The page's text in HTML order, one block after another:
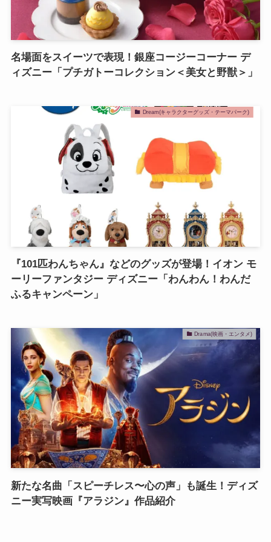
名場面をスイーツで表現！銀座コージーコーナー デ
ィズニー「プチガトーコレクション＜美女と野獣＞」
Dream(キャラクターグッズ・テーマパーク)
『101匹わんちゃん』などのグッズが登場！イオン モ
ーリーファンタジー ディズニー「わんわん！わんだ
ふるキャンペーン」
Drama(映画・エンタメ)
新たな名曲「スピーチレス〜心の声」も誕生！ディズ
ニー実写映画『アラジン』作品紹介